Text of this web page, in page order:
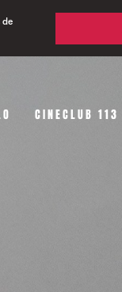
de
CINECLUB 113